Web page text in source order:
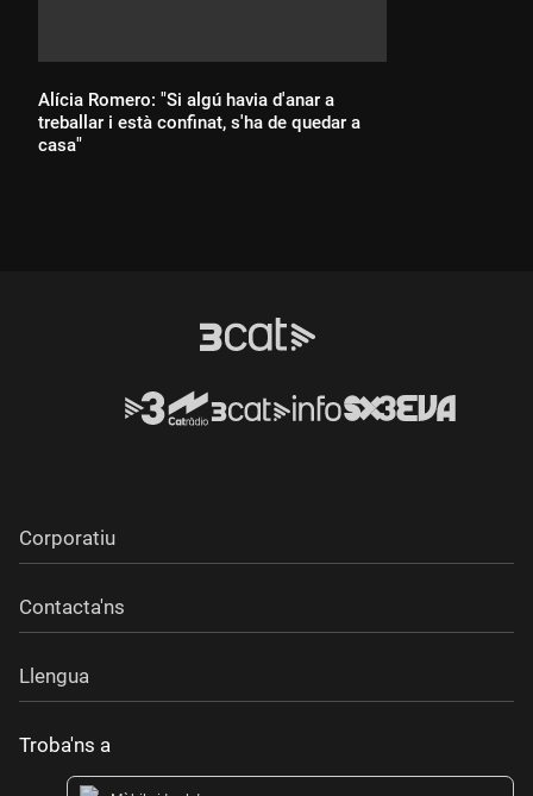
Alícia Romero: "Si algú havia d'anar a
treballar i està confinat, s'ha de quedar a
casa"
Corporatiu
Contacta'ns
Llengua
Troba'ns a